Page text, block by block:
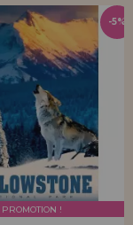
PROMOTION !
-5%